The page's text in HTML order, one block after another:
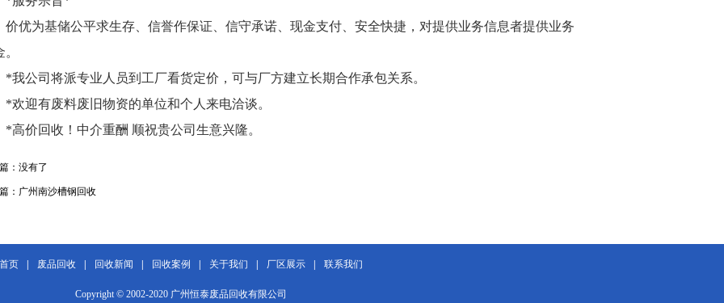
为基储公平求生存、信誉作保证、信守承诺、现金支付、安全快捷，对提供业务信息者提供业务
公司将派专业人员到工厂看货定价，可与厂方建立长期合作承包关系。
迎有废料废旧物资的单位和个人来电洽谈。
价回收！中介重酬 顺祝贵公司生意兴隆。
： 没有了
： 广州南沙槽钢回收
首页 废品回收 回收新闻 回收案例 关于我们 厂区展示 联系我们
Copyright © 2002-2020 广州恒泰废品回收有限公司